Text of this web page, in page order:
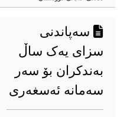
سەپاندنی
سزای یەک ساڵ
بەندکران بۆ سەر
سەمانە ئەسغەری